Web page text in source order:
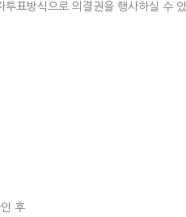
표방식으로 의결권을 행사하실 수
후